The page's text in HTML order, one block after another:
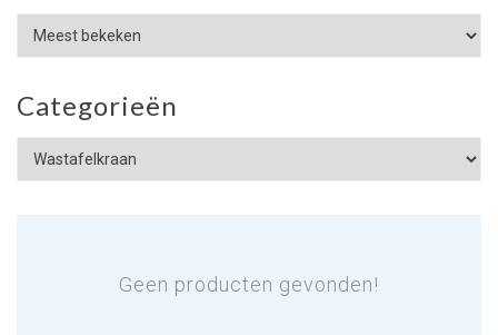
Categorieën
Geen producten gevonden!